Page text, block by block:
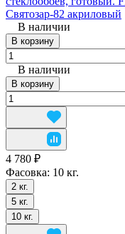
Святозар-82 акриловый
В наличии
В корзину
В наличии
В корзину
4 780 ₽
Фасовка: 10 кг.
2 кг.
5 кг.
10 кг.